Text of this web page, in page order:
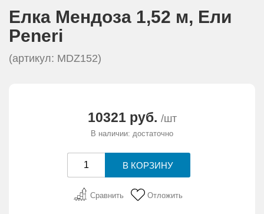
Елка Мендоза 1,52 м, Eли
Peneri
(артикул: MDZ152)
10321 руб. /шт
В наличии: достаточно
Сравнить Отложить
АКЦИИ И ПОДАРКИ
РЕКВИЗИТЫ